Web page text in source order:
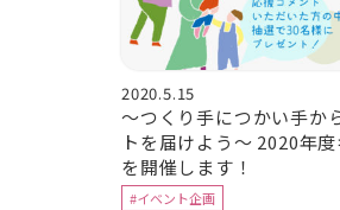
2020.5.15
～つくり手につかい手か
トを届けよう～ 2020年
を開催します！
#イベント企画